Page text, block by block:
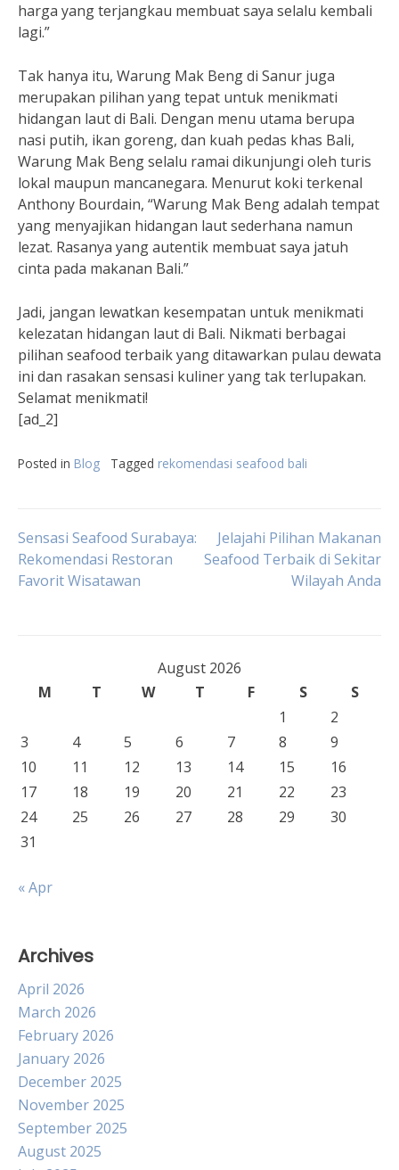
harga yang terjangkau membuat saya selalu kembali
lagi.”
Tak hanya itu, Warung Mak Beng di Sanur juga
merupakan pilihan yang tepat untuk menikmati
hidangan laut di Bali. Dengan menu utama berupa
nasi putih, ikan goreng, dan kuah pedas khas Bali,
Warung Mak Beng selalu ramai dikunjungi oleh turis
lokal maupun mancanegara. Menurut koki terkenal
Anthony Bourdain, “Warung Mak Beng adalah tempat
yang menyajikan hidangan laut sederhana namun
lezat. Rasanya yang autentik membuat saya jatuh
cinta pada makanan Bali.”
Jadi, jangan lewatkan kesempatan untuk menikmati
kelezatan hidangan laut di Bali. Nikmati berbagai
pilihan seafood terbaik yang ditawarkan pulau dewata
ini dan rasakan sensasi kuliner yang tak terlupakan.
Selamat menikmati!
[ad_2]
Posted in Blog Tagged rekomendasi seafood bali
Post
navigation
Sensasi Seafood Surabaya:
Rekomendasi Restoran
Favorit Wisatawan
Jelajahi Pilihan Makanan
Seafood Terbaik di Sekitar
Wilayah Anda
August 2026
M
T W T F S
S
1
2
3
4 5 6 7 8
9
10
11 12 13 14 15
16
17
18 19 20 21 22
23
24
25 26 27 28 29
30
31
« Apr
Archives
April 2026
March 2026
February 2026
January 2026
December 2025
November 2025
September 2025
August 2025